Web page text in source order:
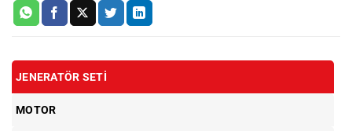
JENERATÖR SETI
MOTOR